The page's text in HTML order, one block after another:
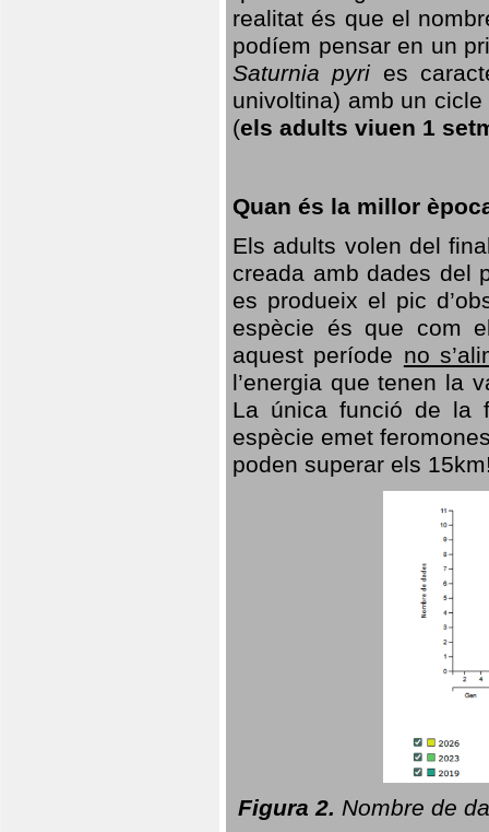
realitat és que el
podíem pensar en un
Saturnia pyri es
univoltina) amb un
(els adults viuen 1
Quan és la millor
Els adults volen del
creada amb dades del
es produeix el pic
espècie és que com
aquest període no
l’energia que tenen la
La única funció de la
espècie emet
poden superar els
Figura 2. Nombre de